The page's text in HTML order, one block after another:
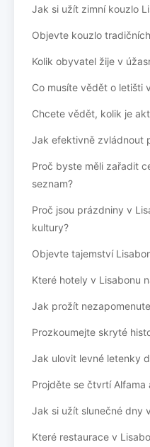
Jak si užít zimní kouzlo
Objevte kouzlo
Kolik obyvatel žije v
Co musíte vědět o letišti
Chcete vědět, kolik je
Jak efektivně zvládnout
Proč byste měli zařadit
seznam?
Proč jsou prázdniny v
kultury?
Objevte tajemství
Které hotely v Lisabonu
Jak prožít
Prozkoumejte skryté
Jak ulovit levné letenky
Projděte se čtvrtí
Jak si užít slunečné dny
Které restaurace v